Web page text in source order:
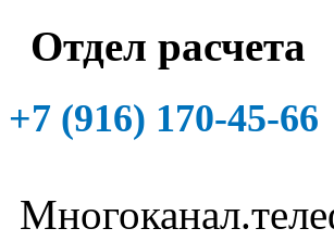
Отдел расчета
+7 (916) 170-45-66